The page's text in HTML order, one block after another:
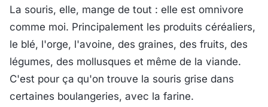
La souris, elle, mange de tout : elle est omnivore
comme moi. Principalement les produits céréaliers,
le blé, l'orge, l'avoine, des graines, des fruits, des
légumes, des mollusques et même de la viande.
C'est pour ça qu'on trouve la souris grise dans
certaines boulangeries, avec la farine.